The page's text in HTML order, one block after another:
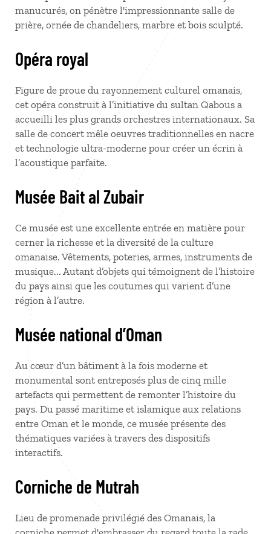
manucurés, on pénètre l'impressionnante salle de
prière, ornée de chandeliers, marbre et bois sculpté.
Opéra royal
Figure de proue du rayonnement culturel omanais,
cet opéra construit à l’initiative du sultan Qabous a
accueilli les plus grands orchestres internationaux. Sa
salle de concert mêle oeuvres traditionnelles en nacre
et technologie ultra-moderne pour créer un écrin à
l’acoustique parfaite.
Musée Bait al Zubair
Ce musée est une excellente entrée en matière pour
cerner la richesse et la diversité de la culture
omanaise. Vêtements, poteries, armes, instruments de
musique... Autant d’objets qui témoignent de l’histoire
du pays ainsi que les coutumes qui varient d’une
région à l’autre.
Musée national d’Oman
Au cœur d’un bâtiment à la fois moderne et
monumental sont entreposés plus de cinq mille
artefacts qui permettent de remonter l’histoire du
pays. Du passé maritime et islamique aux relations
entre Oman et le monde, ce musée présente des
thématiques variées à travers des dispositifs
interactifs.
Corniche de Mutrah
Lieu de promenade privilégié des Omanais, la